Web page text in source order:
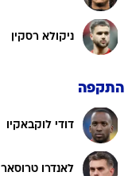
ניקולא רסקין
התקפה
דודי לוקבאקיו
לאנדרו טרוסאר